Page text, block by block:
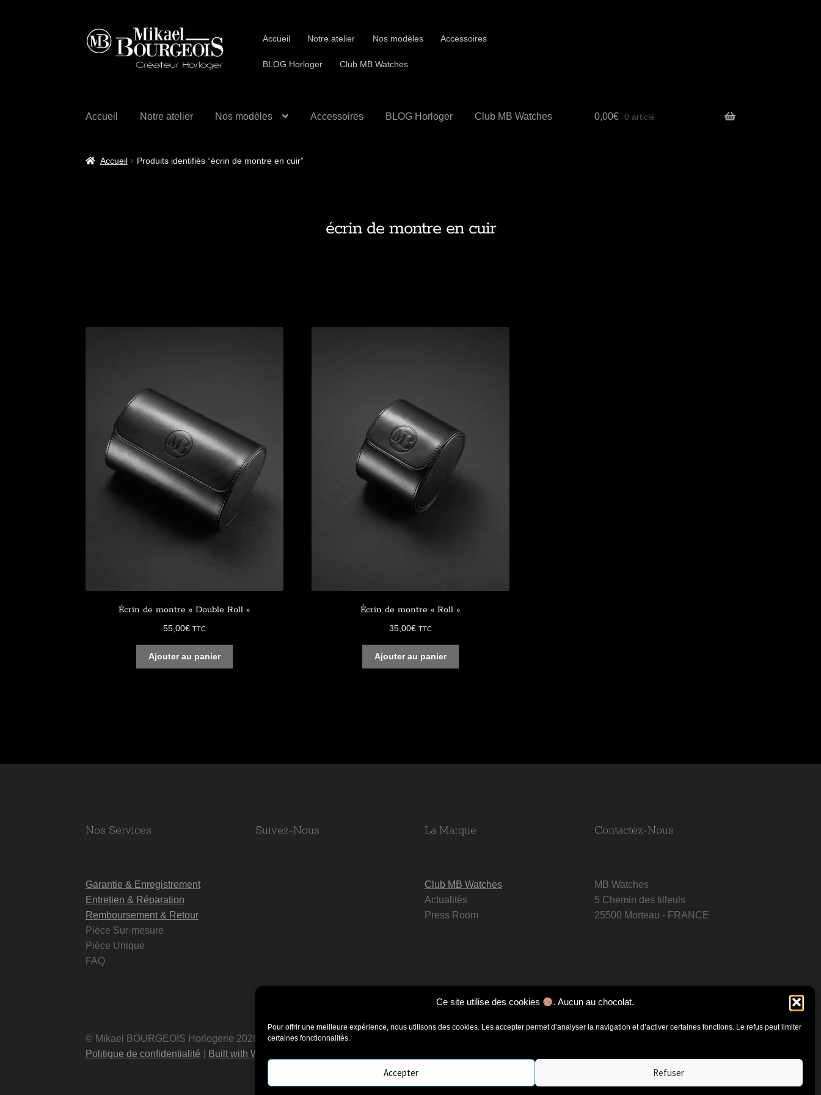
Ce site utilise des cookies . Aucun au chocolat.
Pour offrir une meilleure expérience, nous utilisons des cookies. Les accepter permet d’analyser la navigation et d’activer certaines fonctions. Le refus peut limiter
certaines fonctionnalités.
Accepter Refuser
Accueil Notre atelier Nos modèles Accessoires
BLOG Horloger Club MB Watches
Accueil Notre atelier Nos modèles Accessoires BLOG Horloger Club MB Watches 0,00€ 0 article
Accueil Produits identifiés “écrin de montre en cuir”
écrin de montre en cuir
Écrin de montre « Double Roll »
55,00€ TTC
Ajouter au panier
Écrin de montre « Roll »
35,00€ TTC
Ajouter au panier
Nos Services
Garantie & Enregistrement
Entretien & Réparation
Remboursement & Retour
Pièce Sur-mesure
Pièce Unique
FAQ
Suivez-Nous La Marque
Club MB Watches
Actualités
Press Room
Contactez-Nous
MB Watches
5 Chemin des tilleuls
25500 Morteau - FRANCE
© Mikael BOURGEOIS Horlogerie 2026
Politique de confidentialité
Built with WooCommerce